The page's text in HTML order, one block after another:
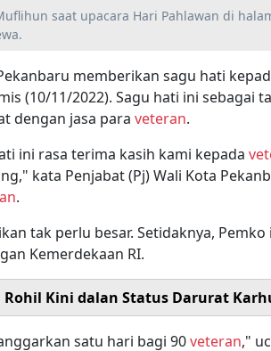
saat upacara Hari Pahlawan di
memberikan sagu hati
(10/11/2022). Sagu hati ini sebagai
dengan jasa para veteran.
ini rasa terima kasih kami kepada
kata Penjabat (Pj) Wali Kota
.
tak perlu besar. Setidaknya,
Kemerdekaan RI.
Rohil Kini dalan Status Darurat
satu hari bagi 90veteran,"